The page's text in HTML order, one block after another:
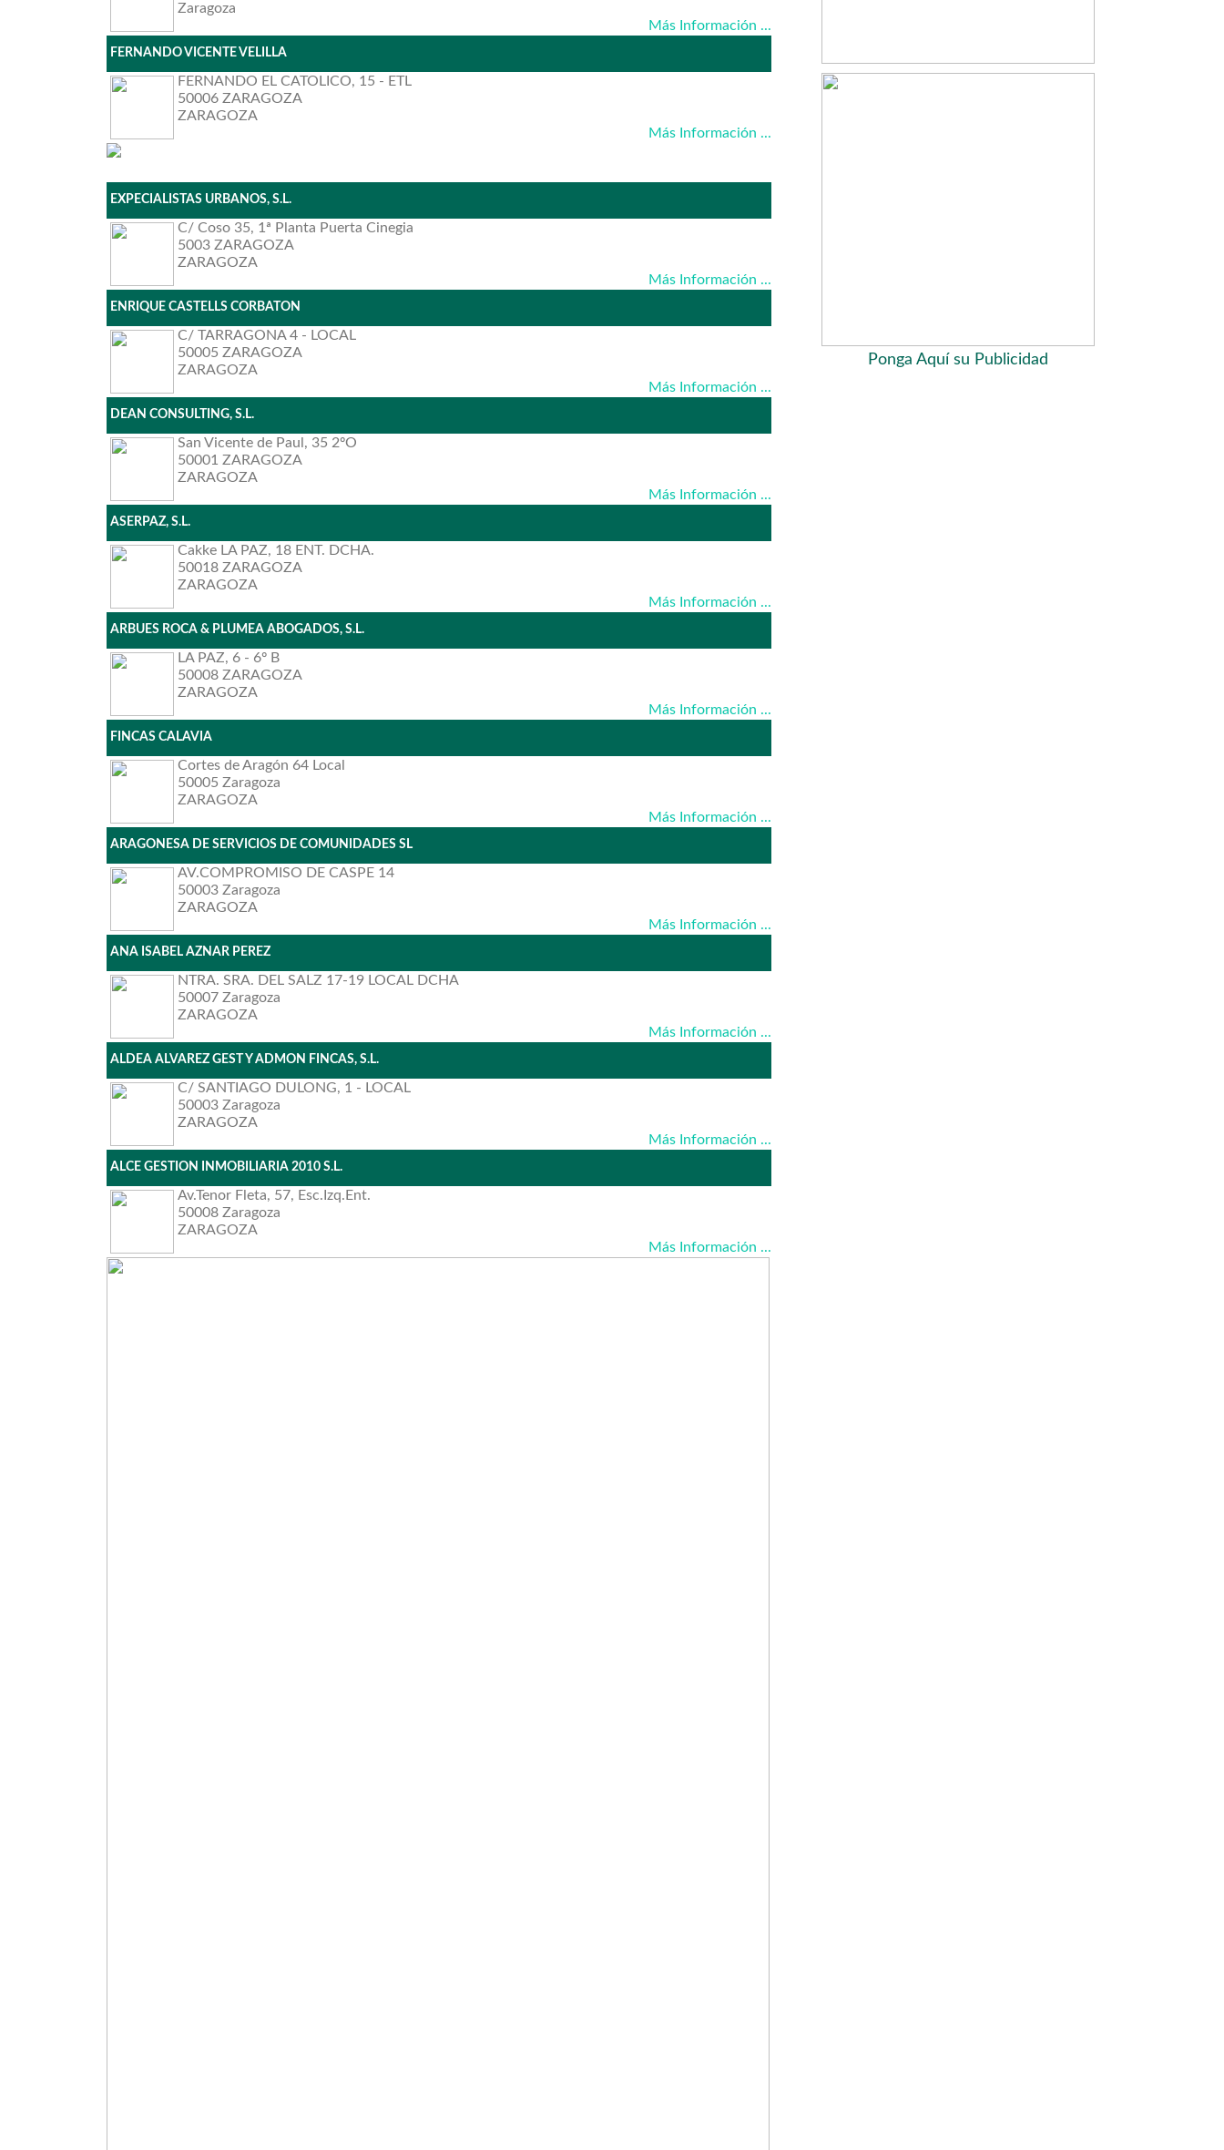
Zaragoza
Más Información ...
FERNANDO VICENTE VELILLA
FERNANDO EL CATOLICO, 15 - ETL
50006 ZARAGOZA
ZARAGOZA
Más Información ...
EXPECIALISTAS URBANOS, S.L.
C/ Coso 35, 1ª Planta Puerta Cinegia
5003 ZARAGOZA
ZARAGOZA
Más Información ...
ENRIQUE CASTELLS CORBATON
C/ TARRAGONA 4 - LOCAL
50005 ZARAGOZA
ZARAGOZA
Más Información ...
DEAN CONSULTING, S.L.
San Vicente de Paul, 35 2ºO
50001 ZARAGOZA
ZARAGOZA
Más Información ...
ASERPAZ, S.L.
Cakke LA PAZ, 18 ENT. DCHA.
50018 ZARAGOZA
ZARAGOZA
Más Información ...
ARBUES ROCA & PLUMEA ABOGADOS, S.L.
LA PAZ, 6 - 6º B
50008 ZARAGOZA
ZARAGOZA
Más Información ...
FINCAS CALAVIA
Cortes de Aragón 64 Local
50005 Zaragoza
ZARAGOZA
Más Información ...
ARAGONESA DE SERVICIOS DE COMUNIDADES SL
AV.COMPROMISO DE CASPE 14
50003 Zaragoza
ZARAGOZA
Más Información ...
ANA ISABEL AZNAR PEREZ
NTRA. SRA. DEL SALZ 17-19 LOCAL DCHA
50007 Zaragoza
ZARAGOZA
Más Información ...
ALDEA ALVAREZ GEST Y ADMON FINCAS, S.L.
C/ SANTIAGO DULONG, 1 - LOCAL
50003 Zaragoza
ZARAGOZA
Más Información ...
ALCE GESTION INMOBILIARIA 2010 S.L.
Av.Tenor Fleta, 57, Esc.Izq.Ent.
50008 Zaragoza
ZARAGOZA
Más Información ...
Ponga Aquí su Publicidad